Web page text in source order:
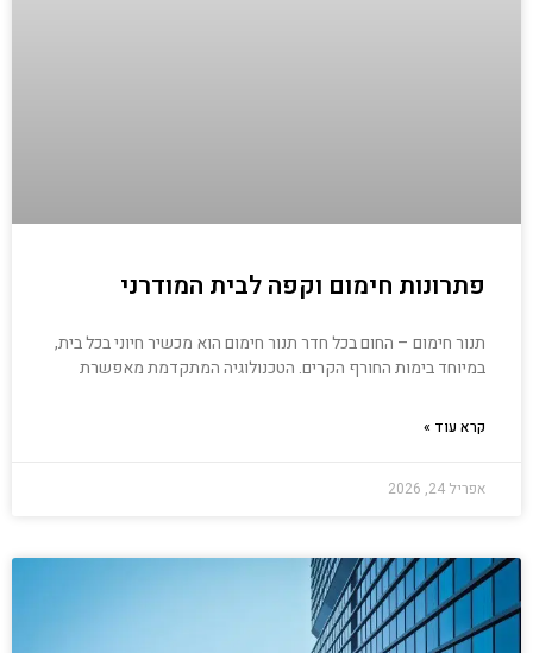
פתרונות חימום וקפה לבית המודרני
תנור חימום – החום בכל חדר תנור חימום הוא מכשיר חיוני בכל בית,
במיוחד בימות החורף הקרים. הטכנולוגיה המתקדמת מאפשרת
קרא עוד »
אפריל 24, 2026